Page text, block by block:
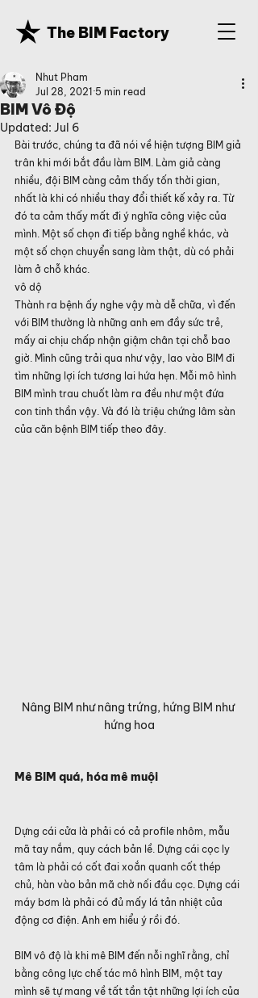
The BIM Factory
BIM Vô Độ
Nhut Pham
Jul 28, 2021 5 min read
Updated: Jul 6
Bài trước, chúng ta đã nói về hiện tượng BIM giả
trân khi mới bắt đầu làm BIM. Làm giả càng
nhiều, đội BIM càng cảm thấy tốn thời gian,
nhất là khi có nhiều thay đổi thiết kế xảy ra. Từ
đó ta cảm thấy mất đi ý nghĩa công việc của
mình. Một số chọn đi tiếp bằng nghề khác, và
một số chọn chuyển sang làm thật, dù có phải
làm ở chỗ khác.
vô dộ
Thành ra bệnh ấy nghe vậy mà dễ chữa, vì đến
với BIM thường là những anh em đầy sức trẻ,
mấy ai chịu chấp nhận giậm chân tại chỗ bao
giờ. Mình cũng trải qua như vậy, lao vào BIM đi
tìm những lợi ích tương lai hứa hẹn. Mỗi mô hình
BIM mình trau chuốt làm ra đều như một đứa
con tinh thần vậy. Và đó là triệu chứng lâm sàn
của căn bệnh BIM tiếp theo đây.
Nâng BIM như nâng trứng, hứng BIM như
hứng hoa
Mê BIM quá, hóa mê muội
Dựng cái cửa là phải có cả profile nhôm, mẫu
mã tay nắm, quy cách bản lề. Dựng cái cọc ly
tâm là phải có cốt đai xoắn quanh cốt thép
chủ, hàn vào bản mã chờ nối đầu cọc. Dựng cái
máy bơm là phải có đủ mấy lá tản nhiệt của
động cơ điện. Anh em hiểu ý rồi đó.
BIM vô độ là khi mê BIM đến nỗi nghĩ rằng, chỉ
bằng công lực chế tác mô hình BIM, một tay
mình sẽ tự mang về tất tần tật những lợi ích của